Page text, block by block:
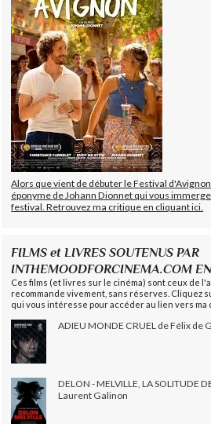
Alors que vient de débuter le Festival
éponyme de Johann Dionnet qui vous
festival. Retrouvez ma critique en cliquant ici.
FILMS et LIVRES SOUTENUS PAR
INTHEMOODFORCINEMA.COM
Ces films (et livres sur le cinéma) sont ceux de
recommande vivement, sans réserves. Cliquez
qui vous intéresse pour accéder au lien vers ma
ADIEU MONDE CRUEL de Félix de
DELON - MELVILLE, LA SOLITUDE
Laurent Galinon